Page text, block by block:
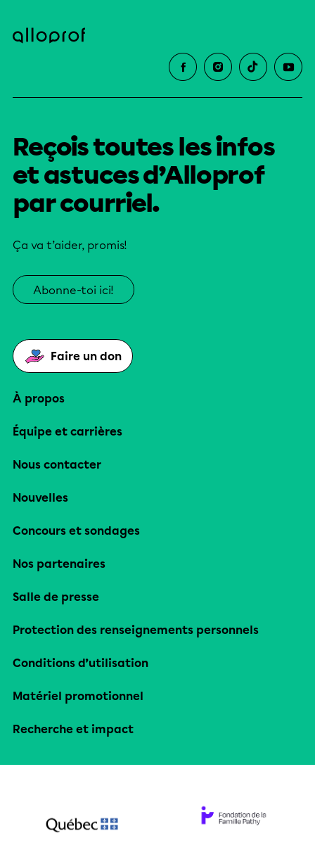
Reçois toutes les infos
et astuces d’Alloprof
par courriel.
Ça va t’aider, promis!
Abonne-toi ici!
Faire un don
À propos
Équipe et carrières
Nous contacter
Nouvelles
Concours et sondages
Nos partenaires
Salle de presse
Protection des renseignements personnels
Conditions d’utilisation
Matériel promotionnel
Recherche et impact